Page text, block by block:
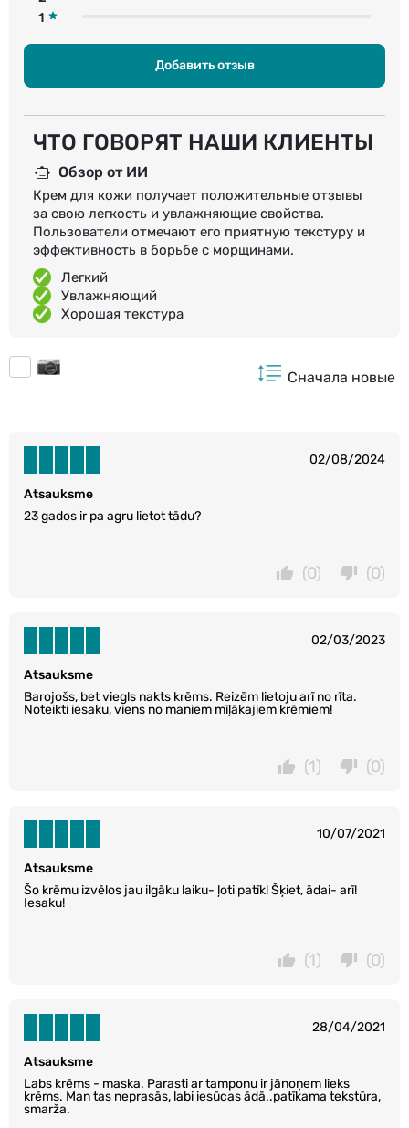
1
Добавить отзыв
ЧТО ГОВОРЯТ НАШИ КЛИЕНТЫ
Обзор от ИИ
Крем для кожи получает положительные отзывы
за свою легкость и увлажняющие свойства.
Пользователи отмечают его приятную текстуру и
эффективность в борьбе с морщинами.
Легкий
Увлажняющий
Хорошая текстура
Сначала новые
02/08/2024
Atsauksme
23 gados ir pa agru lietot tādu?
(0)
(0)
02/03/2023
Atsauksme
Barojošs, bet viegls nakts krēms. Reizēm lietoju arī no rīta.
Noteikti iesaku, viens no maniem mīļākajiem krēmiem!
(0)
(1)
10/07/2021
Atsauksme
Šo krēmu izvēlos jau ilgāku laiku- ļoti patīk! Šķiet, ādai- arī!
Iesaku!
(0)
(1)
28/04/2021
Atsauksme
Labs krēms - maska. Parasti ar tamponu ir jānoņem lieks
krēms. Man tas neprasās, labi iesūcas ādā..patīkama tekstūra,
smarža.